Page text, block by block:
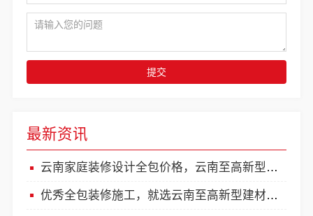
最新资讯
云南家庭装修设计全包价格，云南至高新型建材有限公司透明省心
优秀全包装修施工，就选云南至高新型建材有限公司品质保障
提交